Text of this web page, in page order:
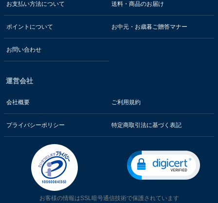
お支払い方法について 送料・商品のお届け
ポイントについて お中元・お歳暮ご贈答マナー
お問い合わせ
運営会社
会社概要 ご利用規約
プライバシーポリシー 特定商取引法に基づく表記
お客様の情報はSSL暗号通信技術で保護されています